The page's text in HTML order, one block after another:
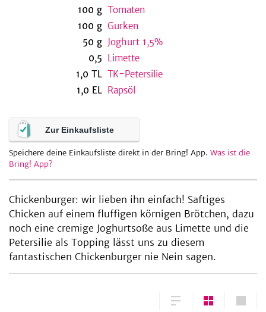
100 g Tomaten
100 g Gurken
50 g Joghurt 1,5%
0,5 Limette
1,0 TL TK-Petersilie
1,0 EL Rapsöl
Zur Einkaufsliste
Speichere deine Einkaufsliste direkt in der Bring! App. Was ist die
Bring! App?
Chickenburger: wir lieben ihn einfach! Saftiges
Chicken auf einem fluffigen körnigen Brötchen, dazu
noch eine cremige Joghurtsoße aus Limette und die
Petersilie als Topping lässt uns zu diesem
fantastischen Chickenburger nie Nein sagen.